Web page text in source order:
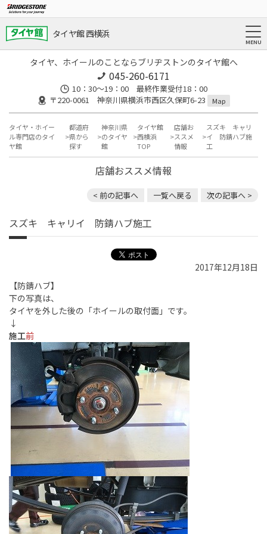
タイヤ館 西横浜
タイヤ、ホイールのことならブリヂストンのタイヤ館へ
045-260-6171
10：30～19：00 最終作業受付18：00
〒220-0061 神奈川県横浜市西区久保町6-23
Map
タイヤ・ホイー
ル専門店のタイ
ヤ館
都道府
県から
探す
神奈川県
のタイヤ
館
タイヤ館
西横浜
TOP
店舗お
ススメ
情報
スズキ キャリ
イ 防錆ハブ施
工
店舗おススメ情報
< 前の記事へ 一覧へ戻る 次の記事へ >
スズキ キャリイ 防錆ハブ施工
2017年12月18日
【防錆ハブ】
下の写真は、
タイヤを外した後の「ホイールの取付面」です。
↓
施工前